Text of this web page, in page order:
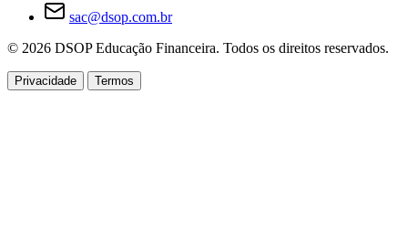
sac@dsop.com.br
© 2026 DSOP Educação Financeira. Todos os direitos reservados.
Privacidade Termos